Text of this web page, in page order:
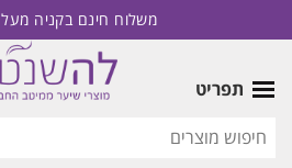
משלוח חינם בקניה מעל 199 ש"ח
תפריט